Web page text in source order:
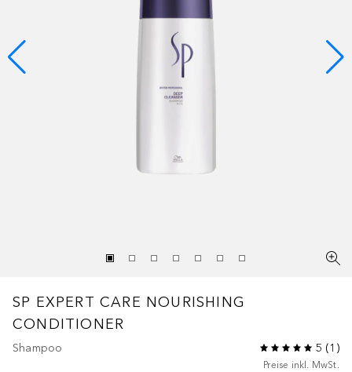
SP EXPERT CARE NOURISHING
CONDITIONER
Shampoo 5 (1 )
Preise inkl. MwSt.